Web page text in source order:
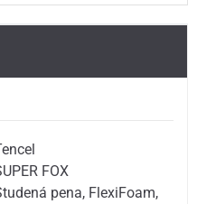
FOX
pena, FlexiFoam,